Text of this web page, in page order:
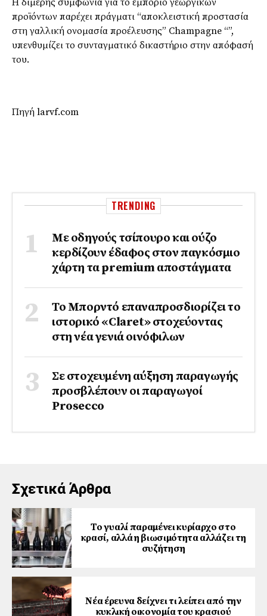
Η διμερής συμφωνία για το εμπόριο γεωργικών
προϊόντων παρέχει πράγματι “αποκλειστική προστασία
στη γαλλική ονομασία προέλευσης” Champagne “”,
υπενθυμίζει το συνταγματικό δικαστήριο στην απόφασή
του.
Πηγή larvf.com
TRENDING
Με οδηγούς τσίπουρο και ούζο
κερδίζουν έδαφος στoν παγκόσμιο
χάρτη τα premium αποστάγματα
Το Μπορντό επαναπροσδιορίζει το
ιστορικό «Claret» στοχεύοντας
στη νέα γενιά οινόφιλων
Σε στοχευμένη αύξηση παραγωγής
προσβλέπουν οι παραγωγοί
Prosecco
Σχετικά Άρθρα
Το γυαλί παραμένει κυρίαρχο στο
κρασί, αλλά η βιωσιμότητα αλλάζει τη
συζήτηση
Νέα έρευνα δείχνει τι λείπει από την
κυκλική οικονομία του κρασιού